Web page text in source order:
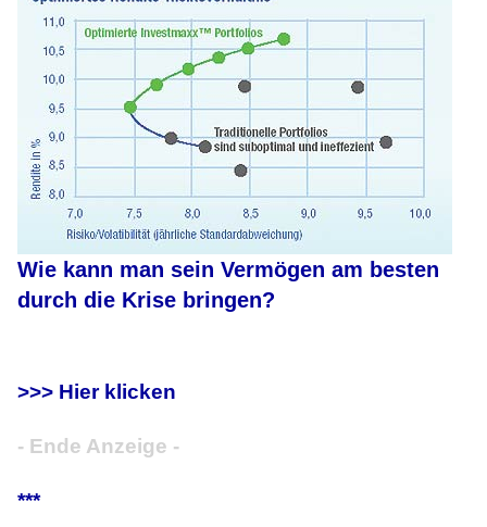
Wie kann man sein Vermögen am besten
durch die Krise bringen?
>>> Hier klicken
- Ende Anzeige -
***